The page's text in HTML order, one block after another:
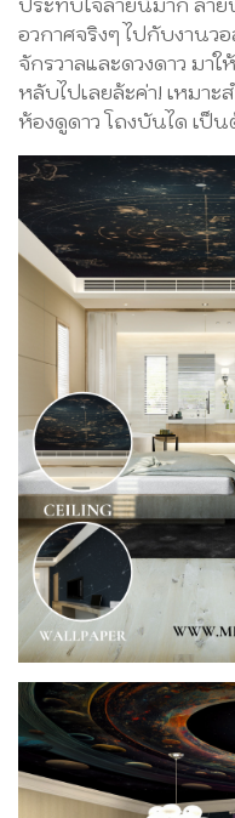
ประทับใจลายนี้มาก ลาย
อวกาศจริงๆ ไปกับงานว
จักรวาลและดวงดาว ม
หลับไปเลยล้ะค่า! เหมา
ห้องดูดาว โถงบันได เป็